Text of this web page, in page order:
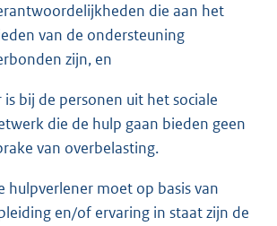
die aan het
van de ondersteuning
zijn, en
is bij de personen uit het sociale
die de hulp gaan bieden geen
van overbelasting.
hulpverlener moet op basis van
en/of ervaring in staat zijn de